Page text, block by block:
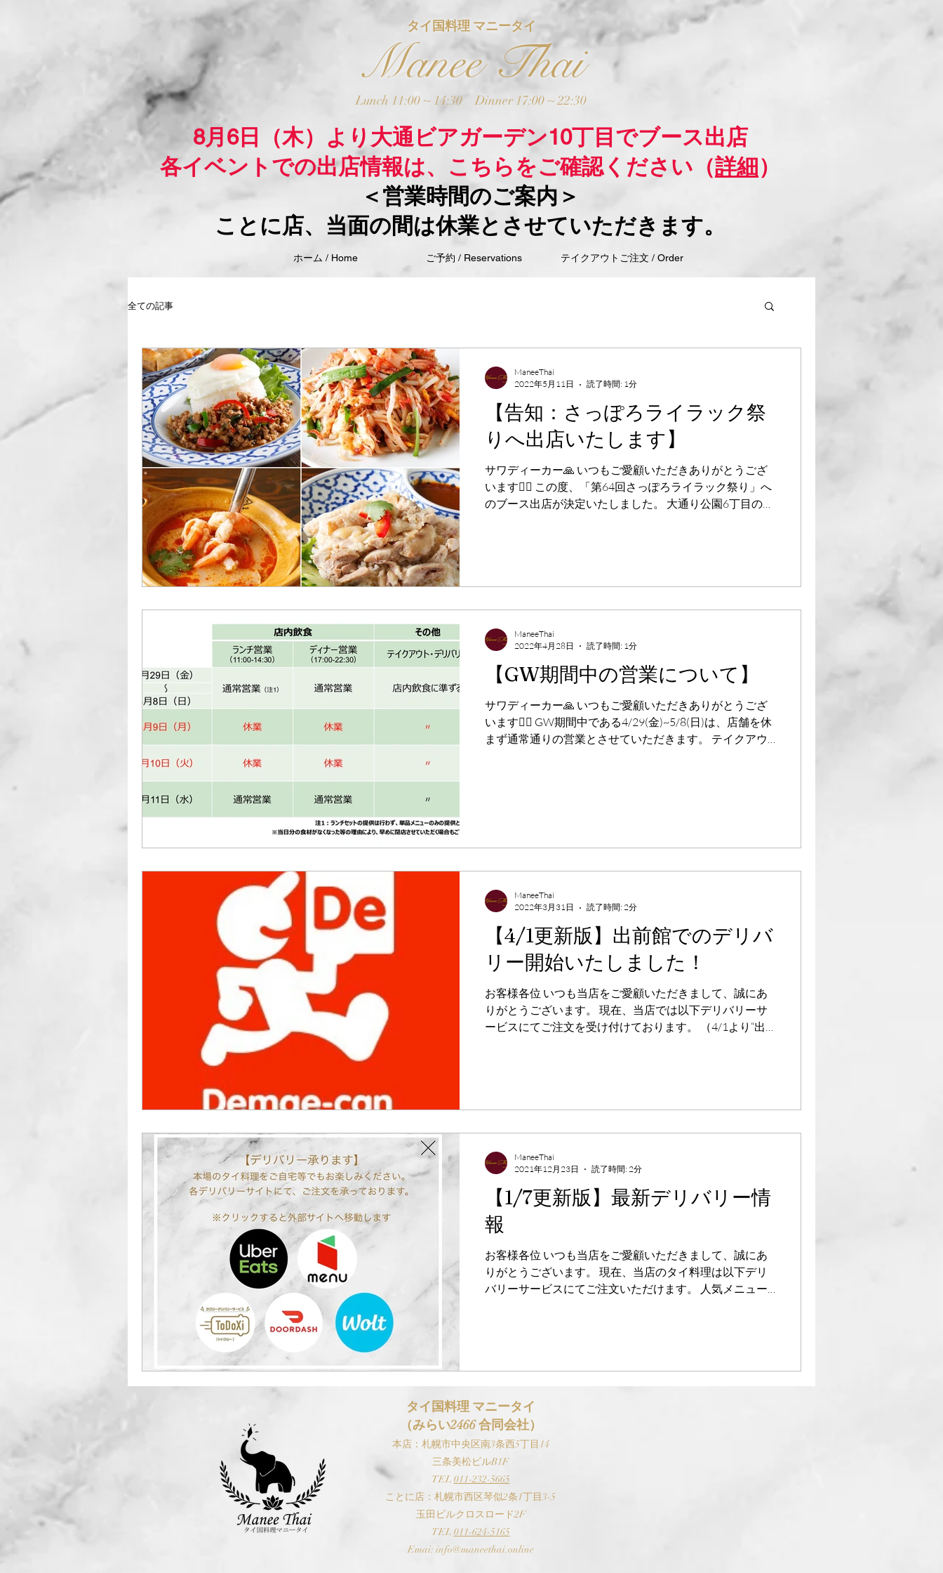
タイ国料理 マニータイ
Manee Thai
Lunch 11:00 ~ 14:30Dinner 17:00 ~ 22:30
8月6日（木）より大通ビアガーデン10丁目でブース出店
各イベントでの出店情報は、こちらをご確認ください（詳細）
＜営業時間のご案内＞
ことに店、当面の間は休業とさせていただきます。
ホーム / Home ご予約 / Reservations テイクアウトご注文 / Order
全ての記事
【告知：さっぽろライラック祭
りへ出店いたします】
サワディーカー🙏 いつもご愛顧いただきありがとうござ
います🙇‍♂️ この度、「第64回さっぽろライラック祭り」へ
のブース出店が決定いたしました。 大通り公園6丁目のメ
ManeeThai
2022年5月11日
読了時間: 1分
【GW期間中の営業について】
サワディーカー🙏 いつもご愛顧いただきありがとうござ
います🙇‍♂️ GW期間中である4/29(金)~5/8(日)は、店舗を休
まず通常通りの営業とさせていただきます。 テイクアウ
ManeeThai
2022年4月28日
読了時間: 1分
【4/1更新版】出前館でのデリバ
リー開始いたしました！
お客様各位 いつも当店をご愛顧いただきまして、誠にあ
りがとうございます。 現在、当店では以下デリバリーサ
ービスにてご注文を受け付けております。 （4/1より“出
ManeeThai
2022年3月31日
読了時間: 2分
【1/7更新版】最新デリバリー情
報
お客様各位 いつも当店をご愛顧いただきまして、誠にあ
りがとうございます。 現在、当店のタイ料理は以下デリ
バリーサービスにてご注文いただけます。 人気メニュー
ManeeThai
2021年12月23日
読了時間: 2分
タイ国料理 マニータイ
（みらい2466 合同会社）
本店：札幌市中央区南3条西5丁目14
三条美松ビルB1F
TEL 011-232-5665
​ことに店：札幌市西区琴似2条1丁目3-5
玉田ビルクロスロード2F
TEL 011-624-5165
Emai: info@maneethai.online